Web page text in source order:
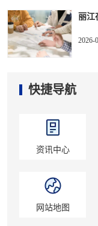
丽江
2026-
快捷导航
资讯中心
网站地图